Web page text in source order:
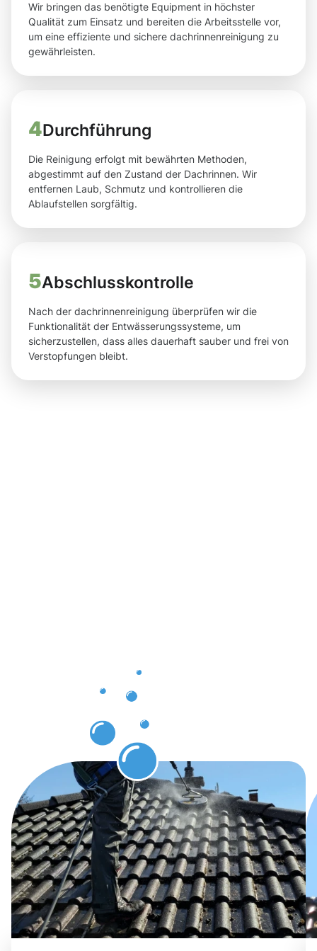
Wir bringen das benötigte Equipment in höchster
Qualität zum Einsatz und bereiten die Arbeitsstelle vor,
um eine effiziente und sichere dachrinnenreinigung zu
gewährleisten.
4Durchführung
Die Reinigung erfolgt mit bewährten Methoden,
abgestimmt auf den Zustand der Dachrinnen. Wir
entfernen Laub, Schmutz und kontrollieren die
Ablaufstellen sorgfältig.
5Abschlusskontrolle
Nach der dachrinnenreinigung überprüfen wir die
Funktionalität der Entwässerungssysteme, um
sicherzustellen, dass alles dauerhaft sauber und frei von
Verstopfungen bleibt.